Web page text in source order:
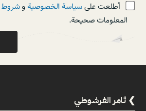
أطلعت علىسياسة الخصوصية وشروط
المعلومات صحيحة.
ثامر الفرشوطي